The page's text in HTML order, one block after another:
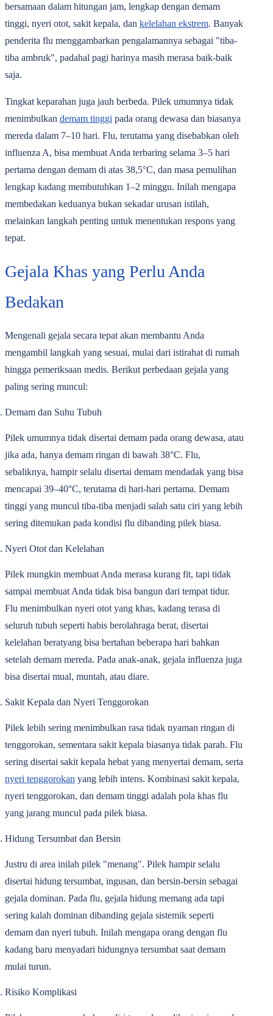
bersamaan dalam hitungan jam, lengkap dengan demam
tinggi, nyeri otot, sakit kepala, dan kelelahan ekstrem. Banyak
penderita flu menggambarkan pengalamannya sebagai "tiba-
tiba ambruk", padahal pagi harinya masih merasa baik-baik
saja.
Tingkat keparahan juga jauh berbeda. Pilek umumnya tidak
menimbulkan demam tinggi pada orang dewasa dan biasanya
mereda dalam 7‒10 hari. Flu, terutama yang disebabkan oleh
influenza A, bisa membuat Anda terbaring selama 3‒5 hari
pertama dengan demam di atas 38,5°C, dan masa pemulihan
lengkap kadang membutuhkan 1‒2 minggu. Inilah mengapa
membedakan keduanya bukan sekadar urusan istilah,
melainkan langkah penting untuk menentukan respons yang
tepat.
Gejala Khas yang Perlu Anda
Bedakan
Mengenali gejala secara tepat akan membantu Anda
mengambil langkah yang sesuai, mulai dari istirahat di rumah
hingga pemeriksaan medis. Berikut perbedaan gejala yang
paling sering muncul:
Demam dan Suhu Tubuh
Pilek umumnya tidak disertai demam pada orang dewasa, atau
jika ada, hanya demam ringan di bawah 38°C. Flu,
sebaliknya, hampir selalu disertai demam mendadak yang bisa
mencapai 39‒40°C, terutama di hari-hari pertama. Demam
tinggi yang muncul tiba-tiba menjadi salah satu ciri yang lebih
sering ditemukan pada kondisi flu dibanding pilek biasa.
Nyeri Otot dan Kelelahan
Pilek mungkin membuat Anda merasa kurang fit, tapi tidak
sampai membuat Anda tidak bisa bangun dari tempat tidur.
Flu menimbulkan nyeri otot yang khas, kadang terasa di
seluruh tubuh seperti habis berolahraga berat, disertai
kelelahan beratyang bisa bertahan beberapa hari bahkan
setelah demam mereda. Pada anak-anak, gejala influenza juga
bisa disertai mual, muntah, atau diare.
Sakit Kepala dan Nyeri Tenggorokan
Pilek lebih sering menimbulkan rasa tidak nyaman ringan di
tenggorokan, sementara sakit kepala biasanya tidak parah. Flu
sering disertai sakit kepala hebat yang menyertai demam, serta
nyeri tenggorokan yang lebih intens. Kombinasi sakit kepala,
nyeri tenggorokan, dan demam tinggi adalah pola khas flu
yang jarang muncul pada pilek biasa.
Hidung Tersumbat dan Bersin
Justru di area inilah pilek "menang". Pilek hampir selalu
disertai hidung tersumbat, ingusan, dan bersin-bersin sebagai
gejala dominan. Pada flu, gejala hidung memang ada tapi
sering kalah dominan dibanding gejala sistemik seperti
demam dan nyeri tubuh. Inilah mengapa orang dengan flu
kadang baru menyadari hidungnya tersumbat saat demam
mulai turun.
Risiko Komplikasi